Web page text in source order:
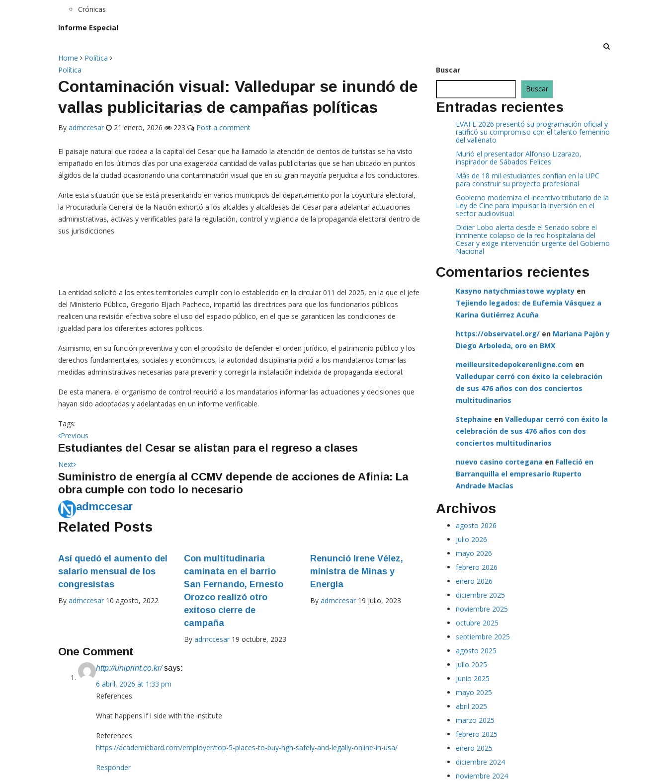
Crónicas
Informe Especial
Home
Política
Política
Contaminación visual: Valledupar se inundó de
vallas publicitarias de campañas políticas
By admccesar 21 enero, 2026 223 Post a comment
El paisaje natural que rodea a la capital del Cesar que ha llamado la atención de cientos de turistas se ha visto
empañado en los últimos días por una exagerada cantidad de vallas publicitarias que se han ubicado en puntos
álgidos de la ciudad ocasionando una contaminación visual que en su gran mayoría perjudica a los conductores.
Ante esta situación que se está presentando en varios municipios del departamento por la coyuntura electoral,
la Procuraduría General de la Nación exhortó a los alcaldes y alcaldesas del Cesar para adelantar actuaciones
administrativas, activas y verificables para la regulación, control y vigilancia de la propaganda electoral dentro de
sus jurisdicciones.
La entidad solicitó a los entes territoriales cumplir con lo establecido en la circular 011 del 2025, en la que el jefe
del Ministerio Público, Gregorio Eljach Pacheco, impartió las directrices para que los funcionarios públicos
realicen una revisión efectiva sobre el uso del espacio público, en el que se garanticen las condiciones de
igualdad para los diferentes actores políticos.
Asimismo, en su función preventiva y con el propósito de defender el orden jurídico, el patrimonio público y los
derechos fundamentales, sociales y económicos, la autoridad disciplinaria pidió a los mandatarios tomar las
medidas administrativas necesarias para prevenir y corregir la instalación indebida de propaganda electoral.
De esta manera, el organismo de control requirió a los mandatarios informar las actuaciones y decisiones que
hayan sido adoptadas y adelantadas en un informe verificable.
Tags:
Navegación
de
entradas
Previous
post:
Estudiantes del Cesar se alistan para el regreso a clases
Next Next
post:
Suministro de energía al CCMV depende de acciones de Afinia: La
obra cumple con todo lo necesario
admccesar
Related Posts
Así quedó el aumento del
salario mensual de los
congresistas
By admccesar 10 agosto, 2022
Con multitudinaria
caminata en el barrio
San Fernando, Ernesto
Orozco realizó otro
exitoso cierre de
campaña
Byadmccesar 19 octubre, 2023
Renunció Irene Vélez,
ministra de Minas y
Energía
By admccesar 19 julio, 2023
One Comment
http://uniprint.co.kr/ says:
6 abril, 2026 at 1:33 pm
References:
What happens if i side with the institute
References:
https://academicbard.com/employer/top-5-places-to-buy-hgh-safely-and-legally-online-in-usa/
Responder
Buscar
Buscar
Entradas recientes
EVAFE 2026 presentó su programación oficial y
ratificó su compromiso con el talento femenino
del vallenato
Murió el presentador Alfonso Lizarazo,
inspirador de Sábados Felices
Más de 18 mil estudiantes confían en la UPC
para construir su proyecto profesional
Gobierno moderniza el incentivo tributario de la
Ley de Cine para impulsar la inversión en el
sector audiovisual
Didier Lobo alerta desde el Senado sobre el
inminente colapso de la red hospitalaria del
Cesar y exige intervención urgente del Gobierno
Nacional
Comentarios recientes
Kasyno natychmiastowe wypłaty en
Tejiendo legados: de Eufemia Vásquez a
Karina Gutiérrez Acuña
https://observatel.org/ en Mariana Pajòn y
Diego Arboleda, oro en BMX
meilleursitedepokerenligne.com en
Valledupar cerró con éxito la celebración
de sus 476 años con dos conciertos
multitudinarios
Stephaine en Valledupar cerró con éxito la
celebración de sus 476 años con dos
conciertos multitudinarios
nuevo casino cortegana en Falleció en
Barranquilla el empresario Ruperto
Andrade Macías
Archivos
agosto 2026
julio 2026
mayo 2026
febrero 2026
enero 2026
diciembre 2025
noviembre 2025
octubre 2025
septiembre 2025
agosto 2025
julio 2025
junio 2025
mayo 2025
abril 2025
marzo 2025
febrero 2025
enero 2025
diciembre 2024
noviembre 2024